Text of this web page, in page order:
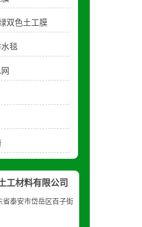
双色土工膜
毯
工材料有限公司
省泰安市岱岳区百子街